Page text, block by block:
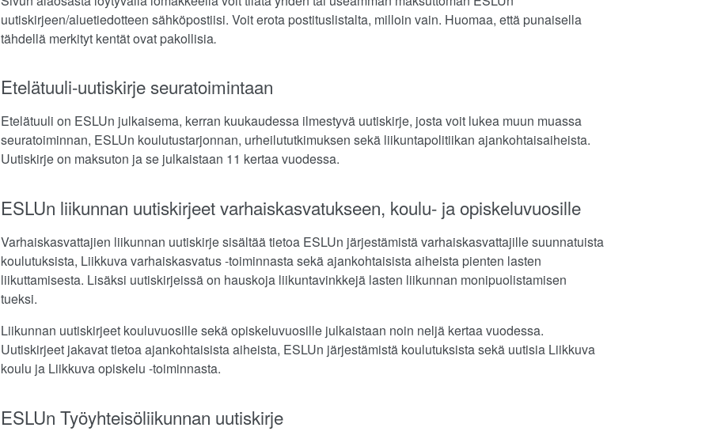
uutiskirjeen/aluetiedotteen sähköpostiisi. Voit erota postituslistalta, milloin vain. Huomaa, että punaisella
tähdellä merkityt kentät ovat pakollisia.
Etelätuuli-uutiskirje seuratoimintaan
Etelätuuli on ESLUn julkaisema, kerran kuukaudessa ilmestyvä uutiskirje, josta voit lukea muun muassa
seuratoiminnan, ESLUn koulutustarjonnan, urheilututkimuksen sekä liikuntapolitiikan ajankohtaisaiheista.
Uutiskirje on maksuton ja se julkaistaan 11 kertaa vuodessa.
ESLUn liikunnan uutiskirjeet varhaiskasvatukseen, koulu- ja opiskeluvuosille
Varhaiskasvattajien liikunnan uutiskirje sisältää tietoa ESLUn järjestämistä varhaiskasvattajille suunnatuista
koulutuksista, Liikkuva varhaiskasvatus -toiminnasta sekä ajankohtaisista aiheista pienten lasten
liikuttamisesta. Lisäksi uutiskirjeissä on hauskoja liikuntavinkkejä lasten liikunnan monipuolistamisen
tueksi.
Liikunnan uutiskirjeet kouluvuosille sekä opiskeluvuosille julkaistaan noin neljä kertaa vuodessa.
Uutiskirjeet jakavat tietoa ajankohtaisista aiheista, ESLUn järjestämistä koulutuksista sekä uutisia Liikkuva
koulu ja Liikkuva opiskelu -toiminnasta.
ESLUn Työyhteisöliikunnan uutiskirje